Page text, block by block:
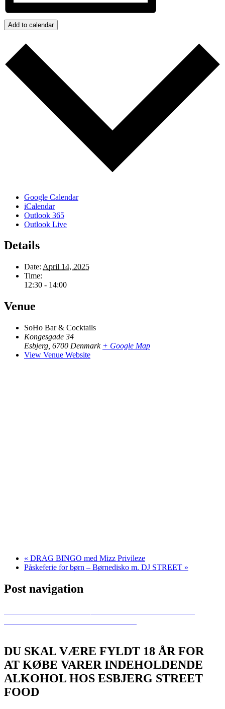
Add to calendar
Google Calendar
iCalendar
Outlook 365
Outlook Live
Details
Date: April 14, 2025
Time:
12:30 - 14:00
Venue
SoHo Bar & Cocktails
Kongesgade 34
Esbjerg 6700 Denmark + Google Map
View Venue Website
« DRAG BINGO med Mizz Privileze
Påskeferie for børn – Børnedisko m. DJ STREET »
Post navigation
DU SKAL VÆRE FYLDT 18 ÅR FOR
AT KØBE VARER INDEHOLDENDE
ALKOHOL HOS ESBJERG STREET
FOOD